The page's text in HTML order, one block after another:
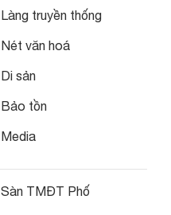
Làng truyền thống
Nét văn hoá
Di sản
Bảo tồn
Media
Sàn TMĐT Phố